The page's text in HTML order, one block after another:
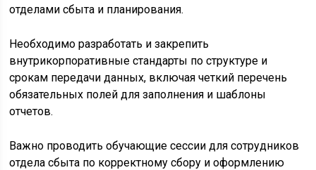
отделами сбыта и планирования.
Необходимо разработать и закрепить
внутрикорпоративные стандарты по структуре и
срокам передачи данных, включая четкий перечень
обязательных полей для заполнения и шаблоны
отчетов.
Важно проводить обучающие сессии для сотрудников
отдела сбыта по корректному сбору и оформлению